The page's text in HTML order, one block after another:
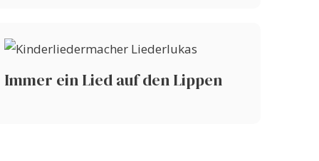
Immer ein Lied auf den Lippen